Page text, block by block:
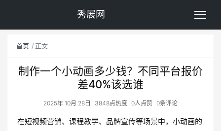
秀展网
首页 正文
制作一个小动画多少钱？不同平台报价
差40%该选谁
2025年 10月 28日 3848点热度 0人点赞 0条评论
在短视频营销、课程教学、品牌宣传等场景中，小动画的